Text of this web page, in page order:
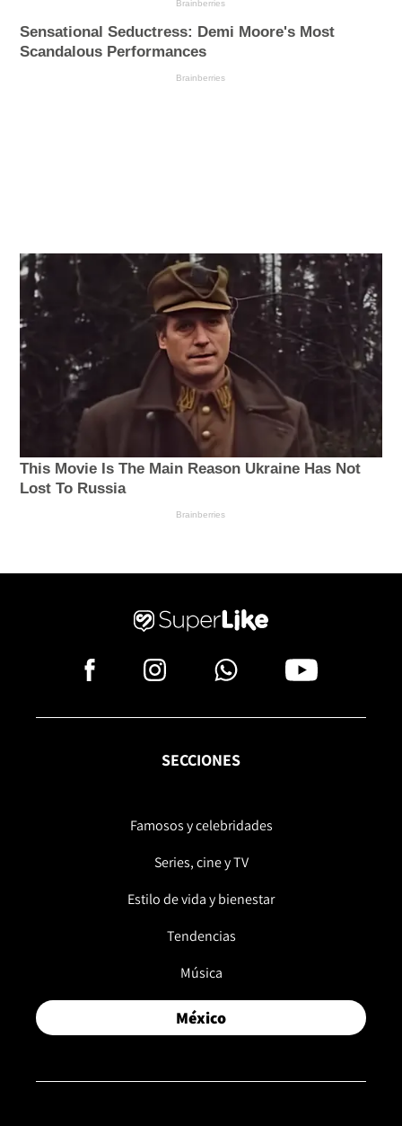
SECCIONES
Famosos y celebridades
Series, cine y TV
Estilo de vida y bienestar
Tendencias
Música
México